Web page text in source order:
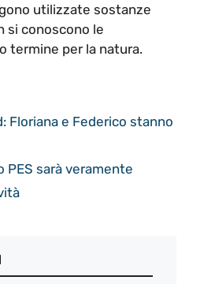
utilizzate sostanze
si conoscono le
termine per la natura.
Floriana e Federico stanno
PES sarà veramente